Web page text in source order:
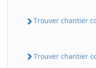
Trouver chantier
Trouver chantier